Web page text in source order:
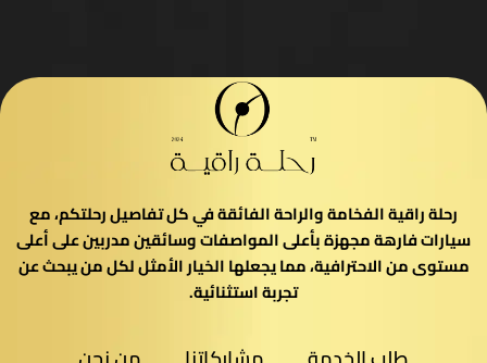
رحلة راقية الفخامة والراحة الفائقة في كل تفاصيل رحلتكم، مع
سيارات فارهة مجهزة بأعلى المواصفات وسائقين مدربين على أعلى
مستوى من الاحترافية، مما يجعلها الخيار الأمثل لكل من يبحث عن
تجربة استثنائية.